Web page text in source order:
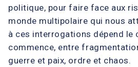
politique, pour faire face aux
monde multipolaire qui nous
à ces interrogations dépend le
commence, entre
guerre et paix, ordre et chaos.